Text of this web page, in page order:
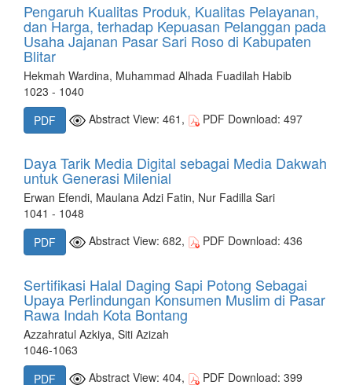
Pengaruh Kualitas Produk, Kualitas Pelayanan,
dan Harga, terhadap Kepuasan Pelanggan pada
Usaha Jajanan Pasar Sari Roso di Kabupaten
Blitar
Hekmah Wardina, Muhammad Alhada Fuadilah Habib
1023 - 1040
PDF
Abstract View: 461, PDF Download: 497
Daya Tarik Media Digital sebagai Media Dakwah
untuk Generasi Milenial
Erwan Efendi, Maulana Adzi Fatin, Nur Fadilla Sari
1041 - 1048
PDF
Abstract View: 682, PDF Download: 436
Sertifikasi Halal Daging Sapi Potong Sebagai
Upaya Perlindungan Konsumen Muslim di Pasar
Rawa Indah Kota Bontang
Azzahratul Azkiya, Siti Azizah
1046-1063
PDF
Abstract View: 404, PDF Download: 399